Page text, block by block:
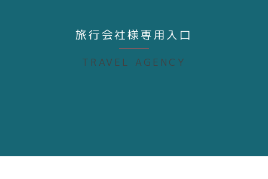
旅行会社様専用入口
TRAVEL AGENCY